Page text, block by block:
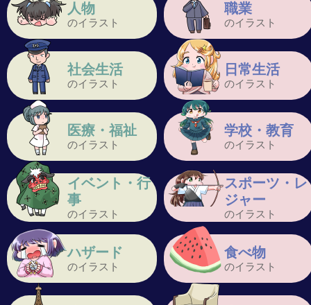
人物
のイラスト
職業
のイラスト
社会生活
のイラスト
日常生活
のイラスト
医療・福祉
のイラスト
学校・教育
のイラスト
イベント・行
事
のイラスト
スポーツ・レ
ジャー
のイラスト
ハザード
のイラスト
食べ物
のイラスト